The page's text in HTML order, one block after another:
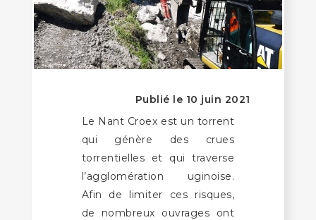
Publié le 10 juin 2021
Le Nant Croex est un torrent
qui génère des crues
torrentielles et qui traverse
l’agglomération uginoise.
Afin de limiter ces risques,
de nombreux ouvrages ont